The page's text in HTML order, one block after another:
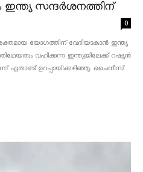
ഇന്ത്യ സന്ദർശനത്തിന്
0
യോഗത്തിന് വേദിയാകാൻ ഇന്ത്യ
വഹിക്കുന്ന ഇന്ത്യയിലേക്ക് റഷ്യൻ
ഏതാണ്ട് ഉറപ്പായിക്കഴിഞ്ഞു. ചൈനീസ്